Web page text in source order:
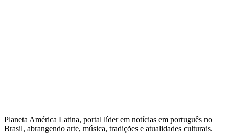
Planeta América Latina, portal líder em notícias em português no
Brasil, abrangendo arte, música, tradições e atualidades culturais.